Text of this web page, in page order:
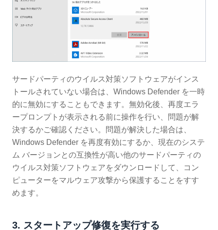
サードパーティのウイルス対策ソフトウェアがインス
トールされていない場合は、Windows Defender を一時
的に無効にすることもできます。無効化後、再度エラ
ープロンプトが表示される前に操作を行い、問題が解
決するかご確認ください。問題が解決した場合は、
Windows Defender を再度有効にするか、現在のシステ
ム バージョンとの互換性が高い他のサードパーティの
ウイルス対策ソフトウェアをダウンロードして、コン
ピューターをマルウェア攻撃から保護することをすす
めます。
3. スタートアップ修復を実行する